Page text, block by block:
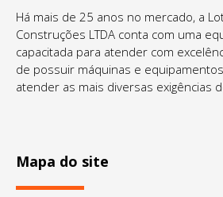
Há mais de 25 anos no mercado, a
Construções LTDA conta com uma
capacitada para atender com
de possuir máquinas e
atender as mais diversas exigências
Mapa do site